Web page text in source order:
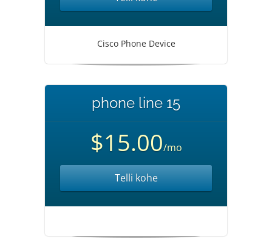
Cisco Phone Device
phone line 15
$15.00/mo
Telli kohe